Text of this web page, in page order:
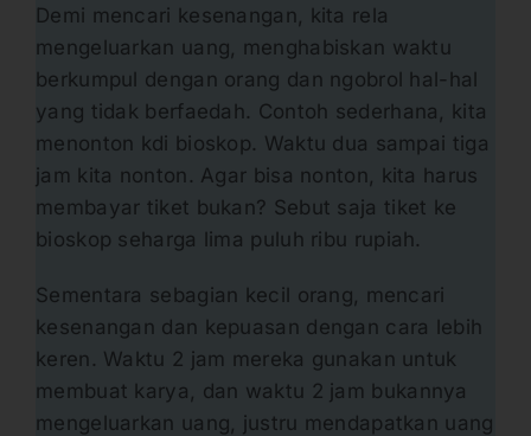
Demi mencari kesenangan, kita rela
mengeluarkan uang, menghabiskan waktu
berkumpul dengan orang dan ngobrol hal-hal
yang tidak berfaedah. Contoh sederhana, kita
menonton kdi bioskop. Waktu dua sampai tiga
jam kita nonton. Agar bisa nonton, kita harus
membayar tiket bukan? Sebut saja tiket ke
bioskop seharga lima puluh ribu rupiah.
Sementara sebagian kecil orang, mencari
kesenangan dan kepuasan dengan cara lebih
keren. Waktu 2 jam mereka gunakan untuk
membuat karya, dan waktu 2 jam bukannya
mengeluarkan uang, justru mendapatkan uang